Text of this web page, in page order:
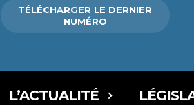
TÉLÉCHARGER LE DERNIER
NUMÉRO
L’ACTUALITÉ